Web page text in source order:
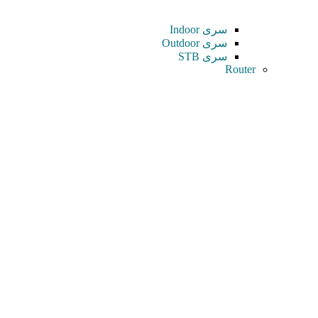
سری Indoor
سری Outdoor
سری STB
Router